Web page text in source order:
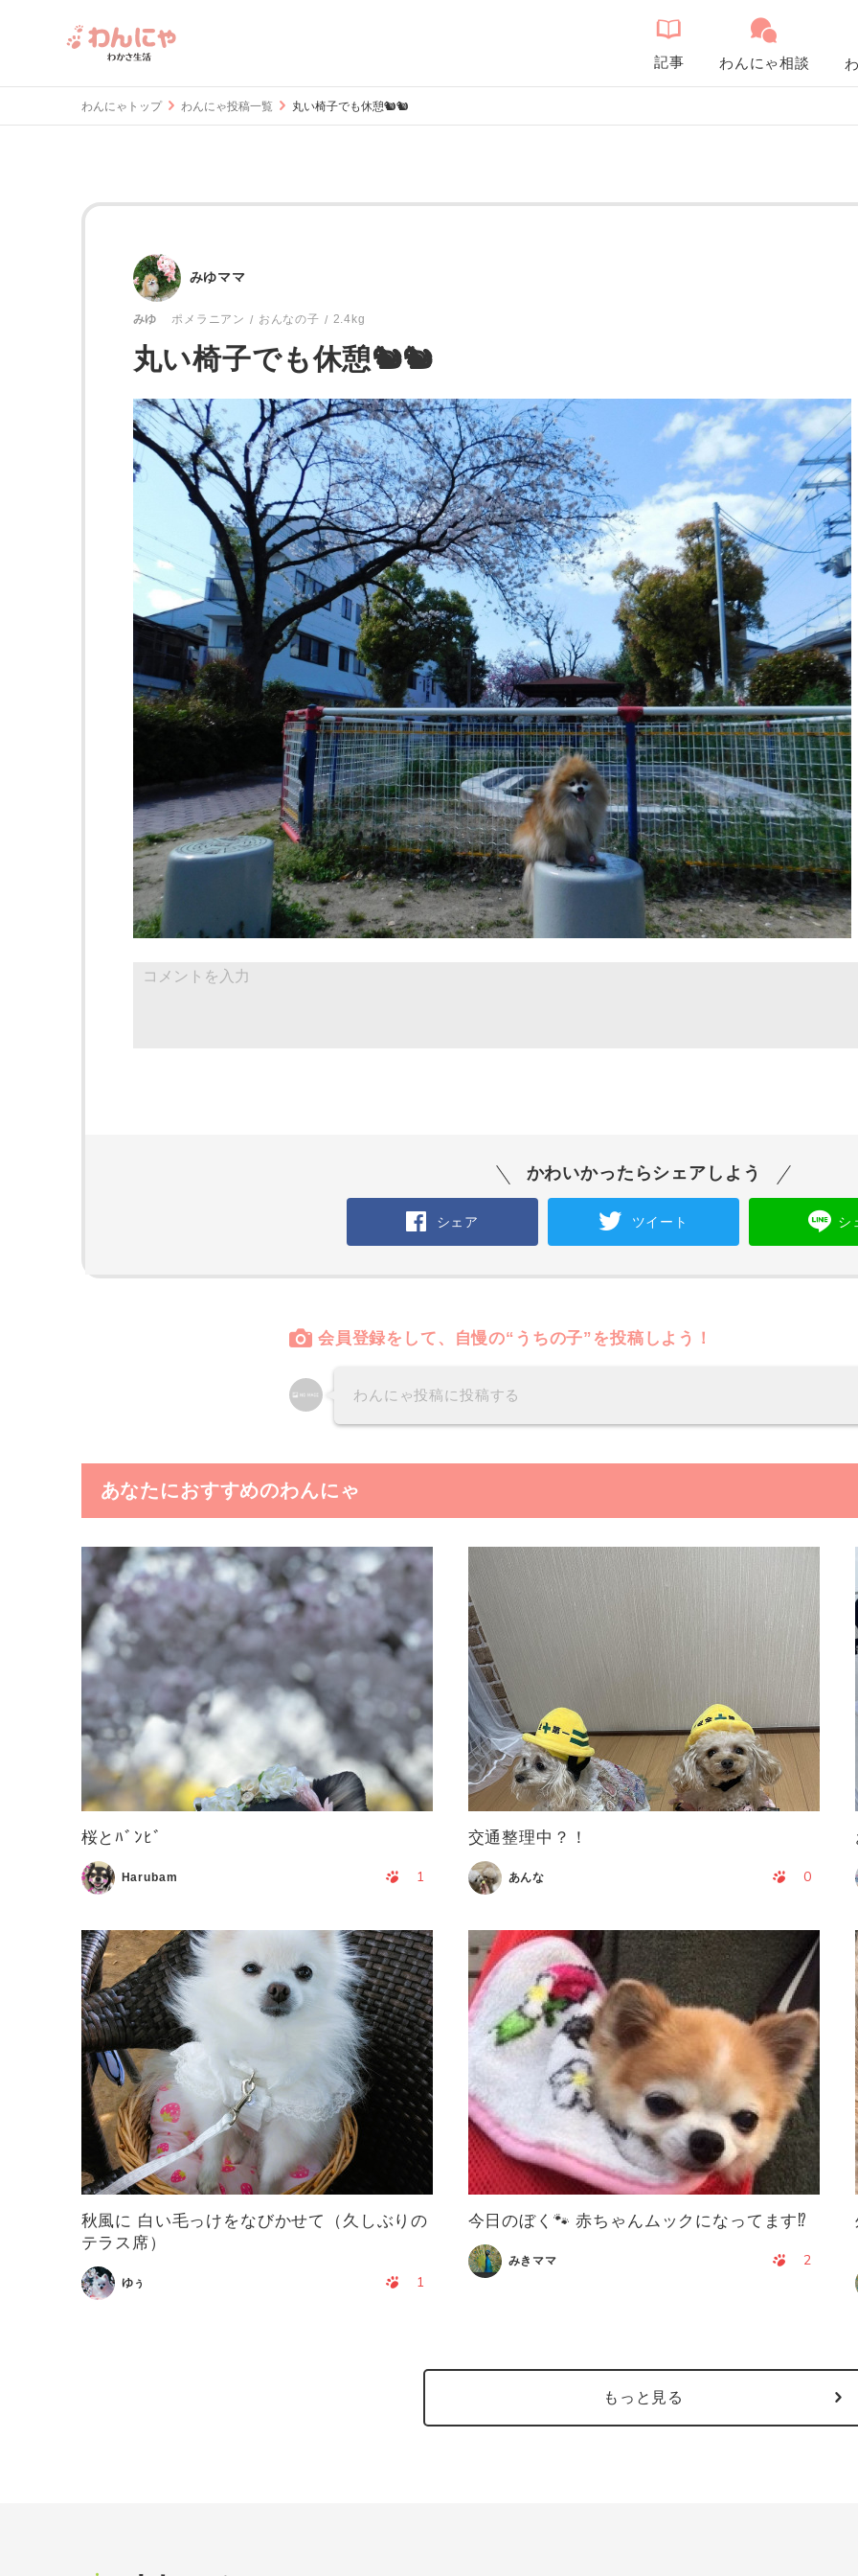
記事 わんにゃ相談
わんにゃトップ わんにゃ投稿一覧 丸い椅子でも休憩🐿️🐿️
みゆママ
みゆ ポメラニアン おんなの子 2.4kg
丸い椅子でも休憩🐿️🐿️
かわいかったらシェアしよう
シェア ツイート シ
会員登録をして、自慢の“うちの子”を投稿しよう！
わんにゃ投稿に投稿する
あなたにおすすめのわんにゃ
桜とﾊﾞﾝﾋﾞ
Harubam 1
交通整理中？！
あんな 0
秋風に 白い毛っけをなびかせて（久しぶりの
テラス席）
ゆぅ 1
今日のぼく🐾 赤ちゃんムックになってます⁉️
みきママ 2
もっと見る